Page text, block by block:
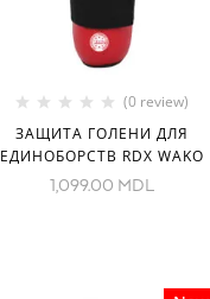
(0 review)
ЗАЩИТА ГОЛЕНИ ДЛЯ
ЕДИНОБОРСТВ RDX WAKO
1,099.00 MDL